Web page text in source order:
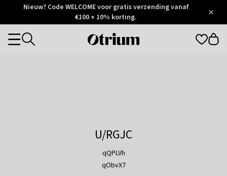
Otrium
Trustpilot
Nieuw? Code WELCOME voor gratis verzending vanaf
€100 + 10% korting.
Otrium
Categories
U/RGJC
qQPLVh
qObvX7